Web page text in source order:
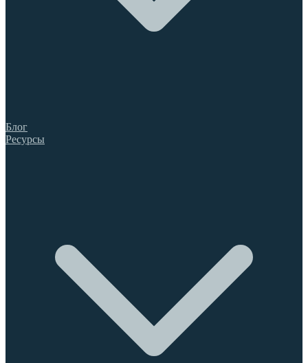
Блог
Ресурсы